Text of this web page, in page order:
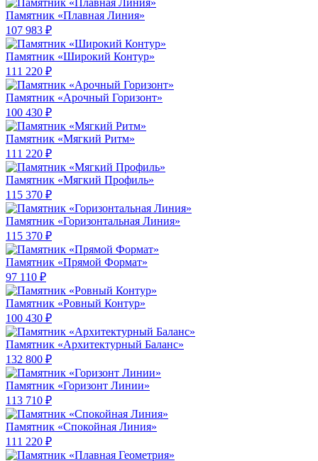
Памятник «Плавная Линия»
107 983 ₽
Памятник «Широкий Контур»
111 220 ₽
Памятник «Арочный Горизонт»
100 430 ₽
Памятник «Мягкий Ритм»
111 220 ₽
Памятник «Мягкий Профиль»
115 370 ₽
Памятник «Горизонтальная Линия»
115 370 ₽
Памятник «Прямой Формат»
97 110 ₽
Памятник «Ровный Контур»
100 430 ₽
Памятник «Архитектурный Баланс»
132 800 ₽
Памятник «Горизонт Линии»
113 710 ₽
Памятник «Спокойная Линия»
111 220 ₽